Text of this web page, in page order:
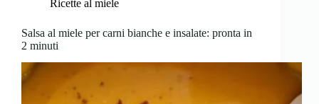
Ricette al miele
Salsa al miele per carni bianche e insalate: pronta in
2 minuti